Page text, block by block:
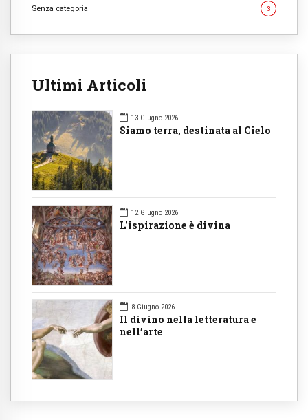
Senza categoria 3
Ultimi Articoli
13 Giugno 2026
Siamo terra, destinata al Cielo
12 Giugno 2026
L'ispirazione è divina
8 Giugno 2026
Il divino nella letteratura e
nell’arte